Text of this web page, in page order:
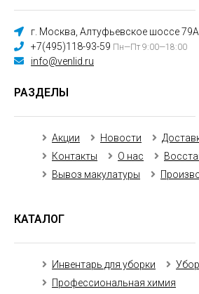
г. Москва, Алтуфьевское шоссе 79А
+7(495)118-93-59 Пн—Пт 9:00—18:00
info@venlid.ru
РАЗДЕЛЫ
Акции Новости
Контакты
О нас
Вывоз макулатуры
КАТАЛОГ
Инвентарь для уборки
Профессиональная химия